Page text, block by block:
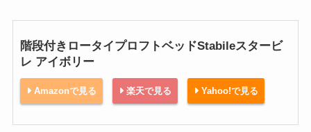
階段付きロータイプロフトベッドStabileスタービ
レ アイボリー
Amazonで見る 楽天で見る Yahoo!で見る